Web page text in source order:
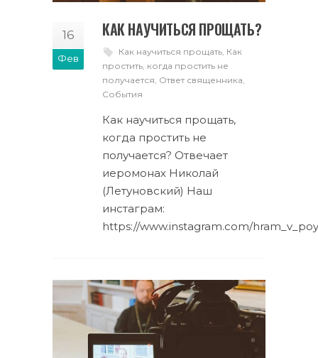
16
Фев
КАК НАУЧИТЬСЯ ПРОЩАТЬ?
Как научиться прощать Как
простить когда простить не
получается Ответ священника
События
Как научиться прощать,
когда простить не
получается? Отвечает
иеромонах Николай
(Летуновский) Наш
инстаграм:
https://www.instagram.com/